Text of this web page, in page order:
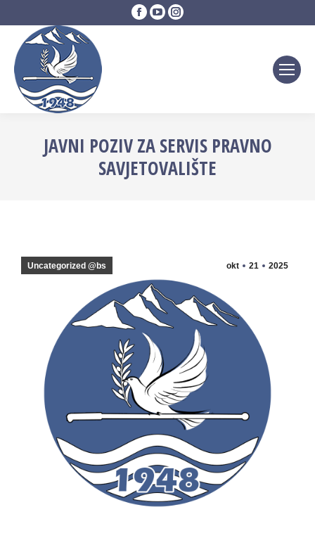
Facebook
page
YouTube
page
Instagram
page
JAVNI POZIV ZA SERVIS PRAVNO
SAVJETOVALIŠTE
okt 21 2025
Uncategorized @bs